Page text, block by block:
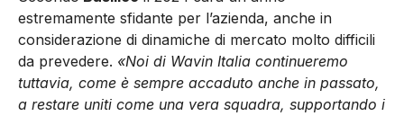
estremamente sfidante per l’azienda, anche in
considerazione di dinamiche di mercato molto difficili
da prevedere. «Noi di Wavin Italia continueremo
tuttavia, come è sempre accaduto anche in passato,
a restare uniti come una vera squadra, supportando i